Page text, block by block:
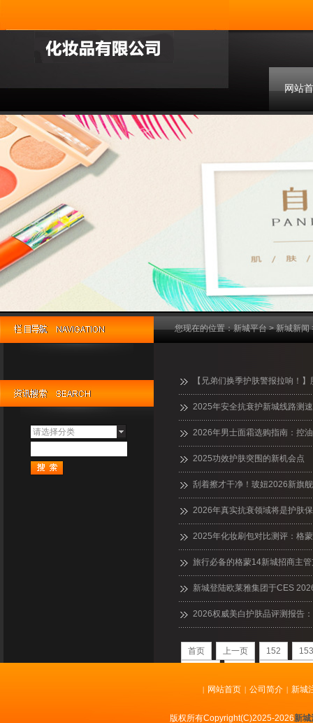
网站
请选择分类
【兄弟们换季护肤警报拉响！
2025年安全抗衰护新城线路测
2026年男士面霜选购指南：控
2025功效护肤突围的新机会点
刮着擦才干净！玻妞2026新旗
2026年真实抗衰领域将是护肤
2025年化妆刷包对比测评：格
旅行必备的格蒙14新城招商主
新城登陆欧莱雅集团于CES
2026权威美白护肤品评测报告
首页 上一页 152
153
您现在的位置：新城平台>新城新闻
版权所有Copyright(C)2025-2026新城
| 网站首页 | 公司简介 | 新城